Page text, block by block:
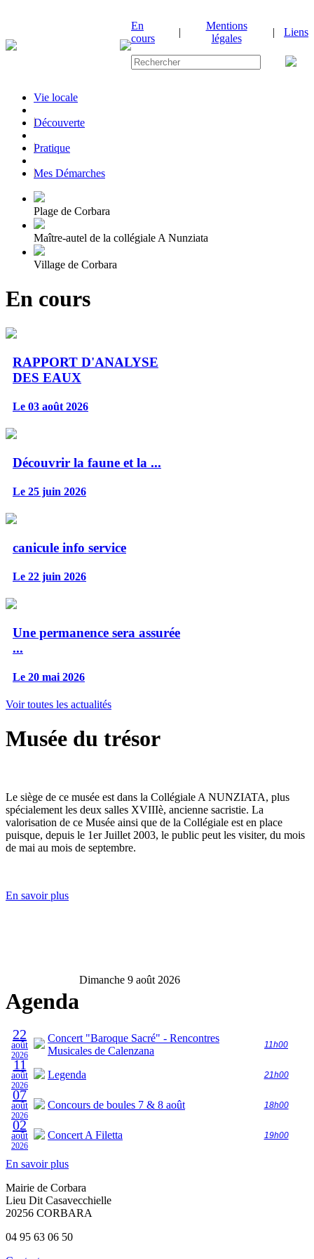
En
cours
|
Mentions
légales
| Liens
Vie locale
|Découverte
|Pratique
|Mes Démarches
Plage de Corbara
Maître-autel de la collégiale A Nunziata
Village de Corbara
En cours
RAPPORT D'ANALYSE
DES EAUX
Le 03 août 2026
Découvrir la faune et la ...
Le 25 juin 2026
canicule info service
Le 22 juin 2026
Une permanence sera assurée
...
Le 20 mai 2026
Voir toutes les actualités
Musée du trésor
Le siège de ce musée est dans la Collégiale A NUNZIATA, plus
spécialement les deux salles XVIIIè, ancienne sacristie. La
valorisation de ce Musée ainsi que de la Collégiale est en place
puisque, depuis le 1er Juillet 2003, le public peut les visiter, du mois
de mai au mois de septembre.
En savoir plus
Agenda
Dimanche 9 août 2026
22
août
2026
Concert "Baroque Sacré" - Rencontres
Musicales de Calenzana
11h00
11
août
2026
Legenda 21h00
07
août
2026
Concours de boules 7 & 8 août 18h00
02
août
2026
Concert A Filetta 19h00
En savoir plus
Mairie de Corbara
Lieu Dit Casavecchielle
20256 CORBARA
04 95 63 06 50